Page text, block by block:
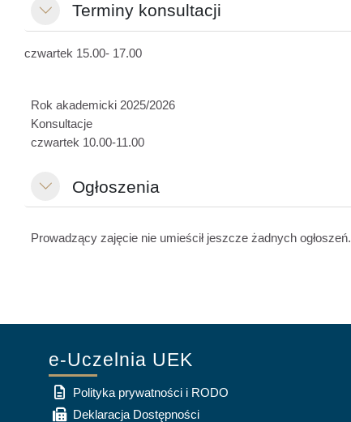
MinimizzaTerminy konsultacji
czwartek 15.00- 17.00
Rok akademicki 2025/2026
Konsultacje
czwartek 10.00-11.00
MinimizzaOgłoszenia
Prowadzący zajęcie nie umieścił jeszcze żadnych ogłoszeń.
e-Uczelnia UEK
Polityka prywatności i RODO
Deklaracja Dostępności